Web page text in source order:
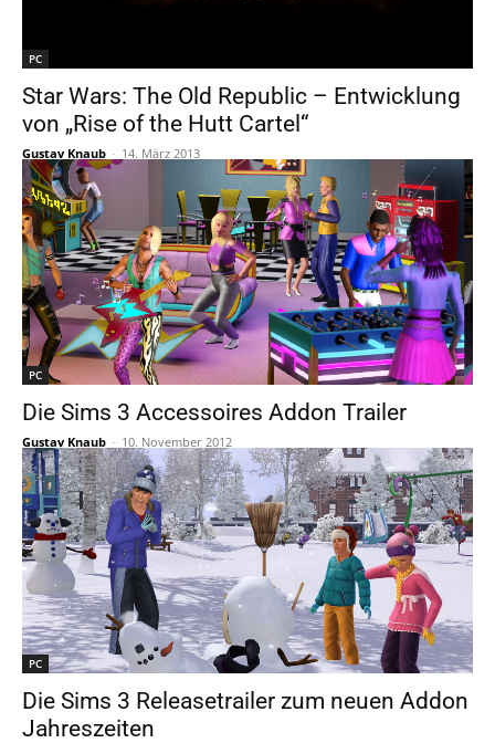
PC
Star Wars: The Old Republic – Entwicklung
von „Rise of the Hutt Cartel“
Gustav Knaub - 14. März 2013
PC
Die Sims 3 Accessoires Addon Trailer
Gustav Knaub - 10. November 2012
PC
Die Sims 3 Releasetrailer zum neuen Addon
Jahreszeiten